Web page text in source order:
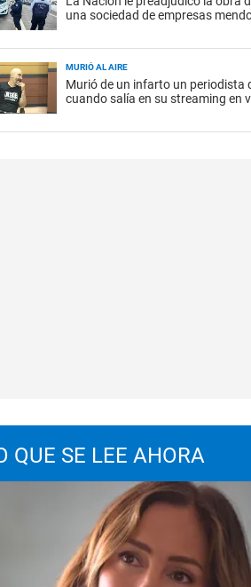
una sociedad de empresas
MURIÓ AL AIRE
Murió de un infarto un periodista
cuando salía en su streaming en
QUE SE LEE AHORA